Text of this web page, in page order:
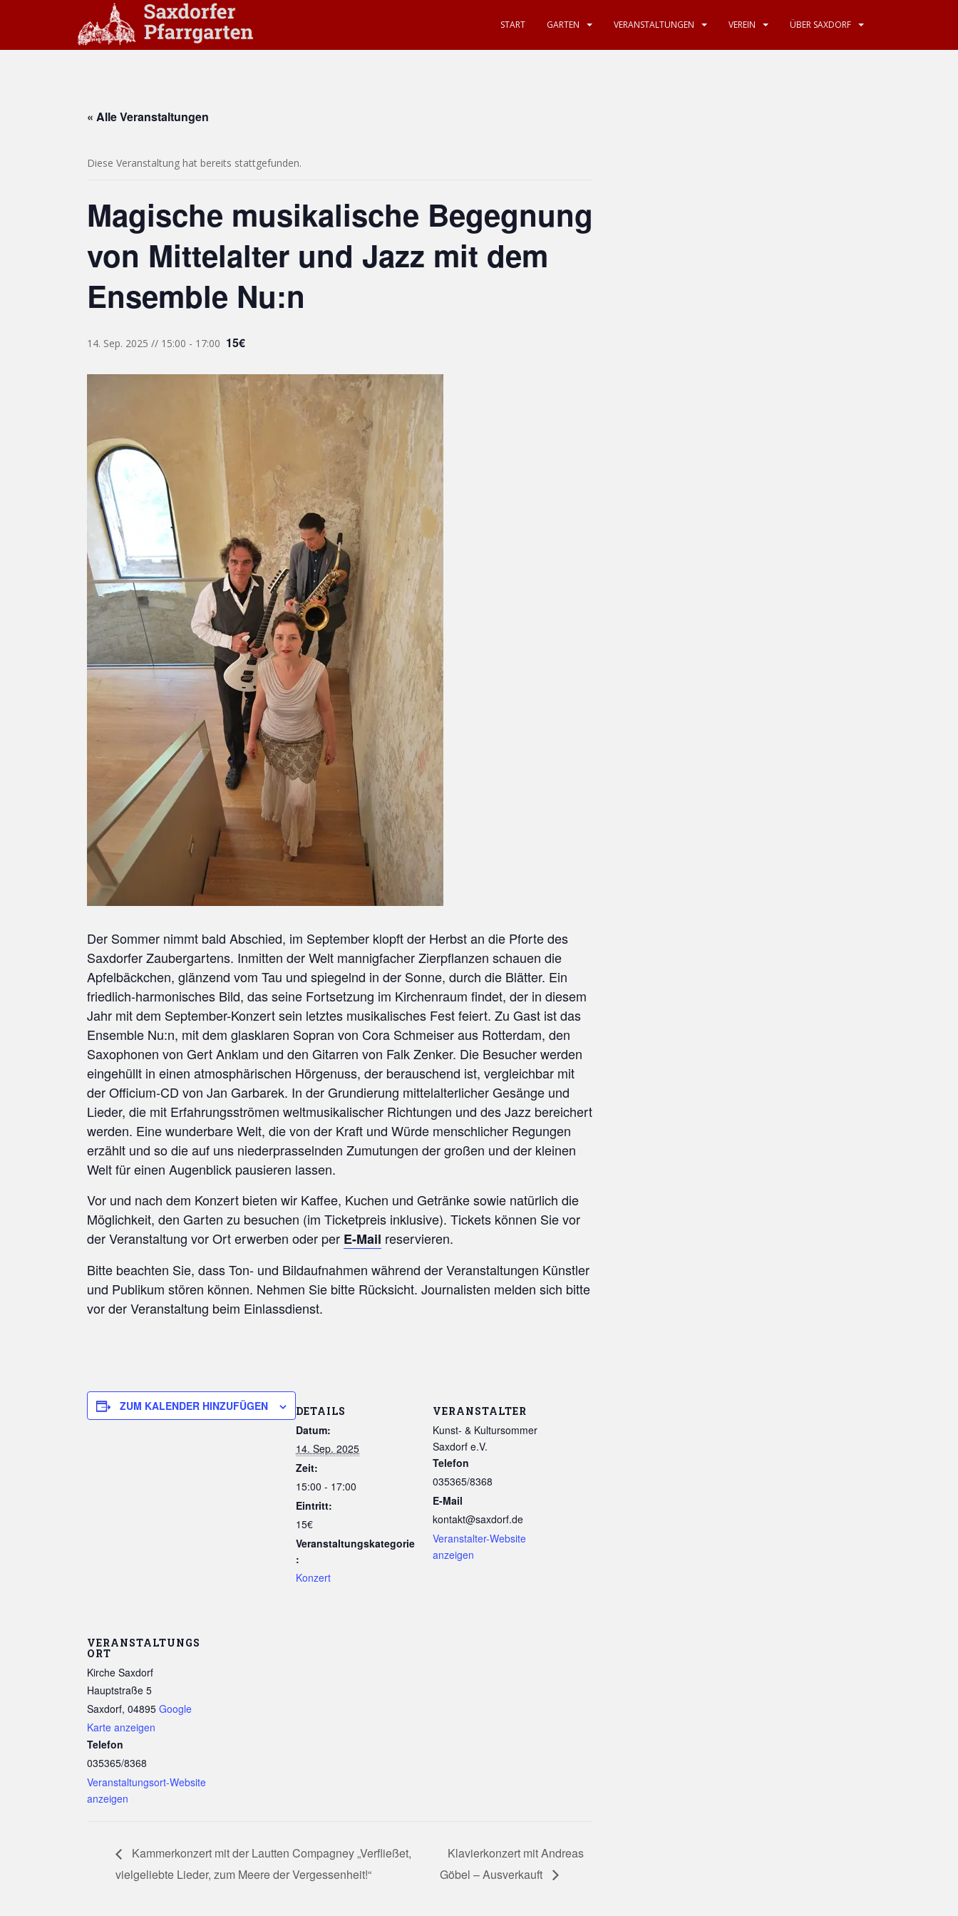
START GARTEN VERANSTALTUNGEN VEREIN ÜBER SAXDORF
« Alle Veranstaltungen
Diese Veranstaltung hat bereits stattgefunden.
Magische musikalische Begegnung
von Mittelalter und Jazz mit dem
Ensemble Nu:n
14. Sep. 2025 // 15:00 - 17:00 15€
Der Sommer nimmt bald Abschied, im September klopft der Herbst an die Pforte des
Saxdorfer Zaubergartens. Inmitten der Welt mannigfacher Zierpflanzen schauen die
Apfelbäckchen, glänzend vom Tau und spiegelnd in der Sonne, durch die Blätter. Ein
friedlich-harmonisches Bild, das seine Fortsetzung im Kirchenraum findet, der in diesem
Jahr mit dem September-Konzert sein letztes musikalisches Fest feiert. Zu Gast ist das
Ensemble Nu:n, mit dem glasklaren Sopran von Cora Schmeiser aus Rotterdam, den
Saxophonen von Gert Anklam und den Gitarren von Falk Zenker. Die Besucher werden
eingehüllt in einen atmosphärischen Hörgenuss, der berauschend ist, vergleichbar mit
der Officium-CD von Jan Garbarek. In der Grundierung mittelalterlicher Gesänge und
Lieder, die mit Erfahrungsströmen weltmusikalischer Richtungen und des Jazz bereichert
werden. Eine wunderbare Welt, die von der Kraft und Würde menschlicher Regungen
erzählt und so die auf uns niederprasselnden Zumutungen der großen und der kleinen
Welt für einen Augenblick pausieren lassen.
Vor und nach dem Konzert bieten wir Kaffee, Kuchen und Getränke sowie natürlich die
Möglichkeit, den Garten zu besuchen (im Ticketpreis inklusive). Tickets können Sie vor
der Veranstaltung vor Ort erwerben oder per E-Mail reservieren.
Bitte beachten Sie, dass Ton- und Bildaufnahmen während der Veranstaltungen Künstler
und Publikum stören können. Nehmen Sie bitte Rücksicht. Journalisten melden sich bitte
vor der Veranstaltung beim Einlassdienst.
ZUM KALENDER HINZUFÜGEN DETAILS
Datum:
14. Sep. 2025
Zeit:
15:00 - 17:00
Eintritt:
15€
Veranstaltungskategorie
:
Konzert
VERANSTALTER
Kunst- & Kultursommer
Saxdorf e.V.
Telefon
035365/8368
E-Mail
kontakt@saxdorf.de
Veranstalter-Website
anzeigen
VERANSTALTUNGS
ORT
Kirche Saxdorf
Hauptstraße 5
Saxdorf, 04895 Google
Karte anzeigen
Telefon
035365/8368
Veranstaltungsort-Website
anzeigen
Kammerkonzert mit der Lautten Compagney „Verfließet,
vielgeliebte Lieder, zum Meere der Vergessenheit!“
Klavierkonzert mit Andreas
Göbel – Ausverkauft